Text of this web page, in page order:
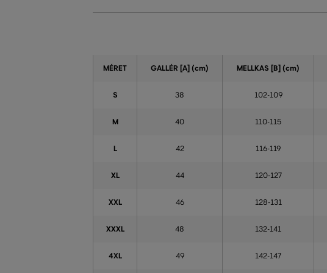
MÉRET GALLÉR [A] (cm) MELLKAS [B] (cm)
S 38 102-109
M 40 110-115
L 42 116-119
XL 44 120-127
XXL 46 128-131
XXXL 48 132-141
4XL 49 142-147